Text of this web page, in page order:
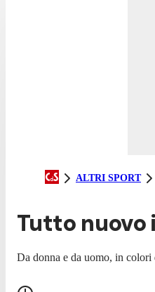
ALTRI SPORT
Tutto nuovo
Da donna e da uomo, in